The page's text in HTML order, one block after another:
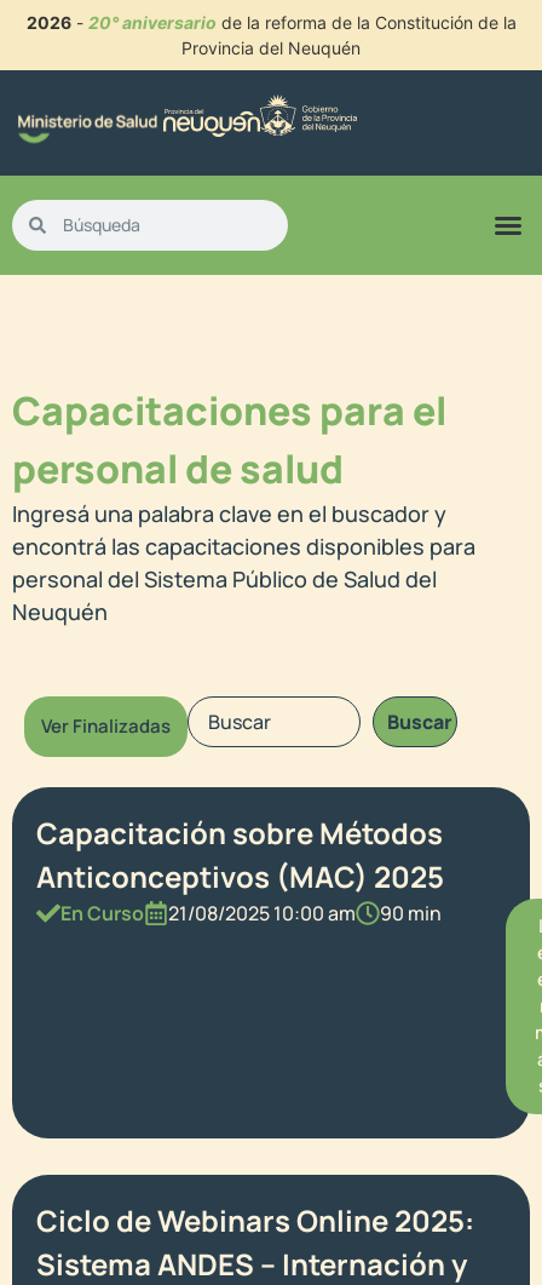
2026- 20° aniversario de la reforma de la Constitución de la
Provincia del Neuquén
Capacitaciones para el
personal de salud
Ingresá una palabra clave en el buscador y
encontrá las capacitaciones disponibles para
personal del Sistema Público de Salud del
Neuquén
Ver Finalizadas Buscar
Capacitación sobre Métodos
Anticonceptivos (MAC) 2025
En Curso 21/08/2025 10:00 am 90 min
Ciclo de Webinars Online 2025:
Sistema ANDES – Internación y